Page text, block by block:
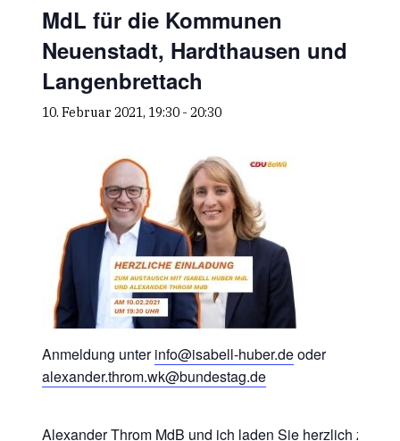
MdL für die Kommunen
Neuenstadt, Hardthausen und
Langenbrettach
10. Februar 2021, 19:30- 20:30
Anmeldung unterinfo@isabell-huber.deoder
alexander.throm.wk@bundestag.de
Alexander Throm MdB und ich laden Sie herzlich zu